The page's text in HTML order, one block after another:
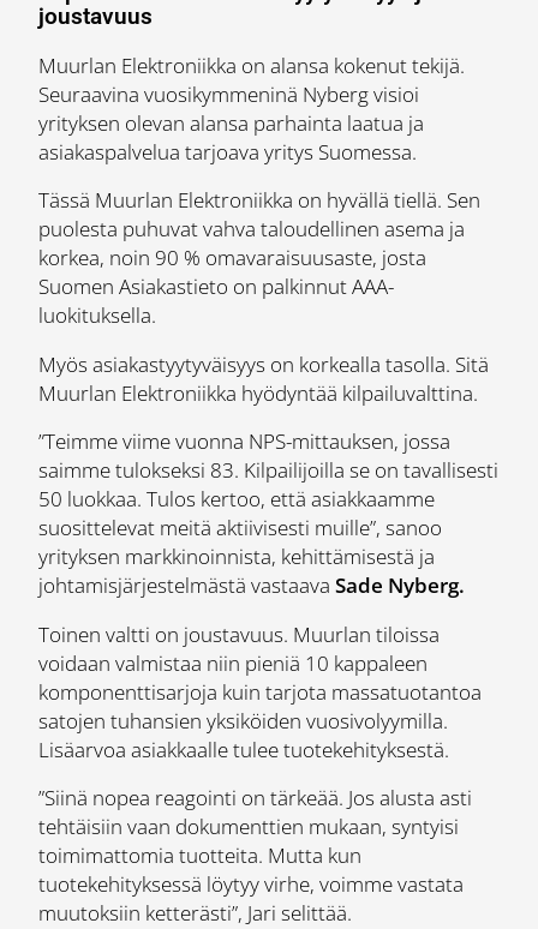
joustavuus
Muurlan Elektroniikka on alansa kokenut tekijä.
Seuraavina vuosikymmeninä Nyberg visioi
yrityksen olevan alansa parhainta laatua ja
asiakaspalvelua tarjoava yritys Suomessa.
Tässä Muurlan Elektroniikka on hyvällä tiellä. Sen
puolesta puhuvat vahva taloudellinen asema ja
korkea, noin 90 % omavaraisuusaste, josta
Suomen Asiakastieto on palkinnut AAA-
luokituksella.
Myös asiakastyytyväisyys on korkealla tasolla. Sitä
Muurlan Elektroniikka hyödyntää kilpailuvalttina.
”Teimme viime vuonna NPS-mittauksen, jossa
saimme tulokseksi 83. Kilpailijoilla se on tavallisesti
50 luokkaa. Tulos kertoo, että asiakkaamme
suosittelevat meitä aktiivisesti muille”, sanoo
yrityksen markkinoinnista, kehittämisestä ja
johtamisjärjestelmästä vastaava Sade Nyberg.
Toinen valtti on joustavuus. Muurlan tiloissa
voidaan valmistaa niin pieniä 10 kappaleen
komponenttisarjoja kuin tarjota massatuotantoa
satojen tuhansien yksiköiden vuosivolyymilla.
Lisäarvoa asiakkaalle tulee tuotekehityksestä.
”Siinä nopea reagointi on tärkeää. Jos alusta asti
tehtäisiin vaan dokumenttien mukaan, syntyisi
toimimattomia tuotteita. Mutta kun
tuotekehityksessä löytyy virhe, voimme vastata
muutoksiin ketterästi”, Jari selittää.